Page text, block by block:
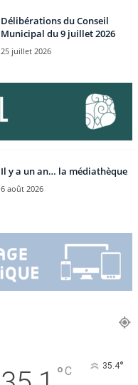
Délibérations du Conseil
Municipal du 9 juillet 2026
25 juillet 2026
Il y a un an… la médiathèque
6 août 2026
°C 35.4°